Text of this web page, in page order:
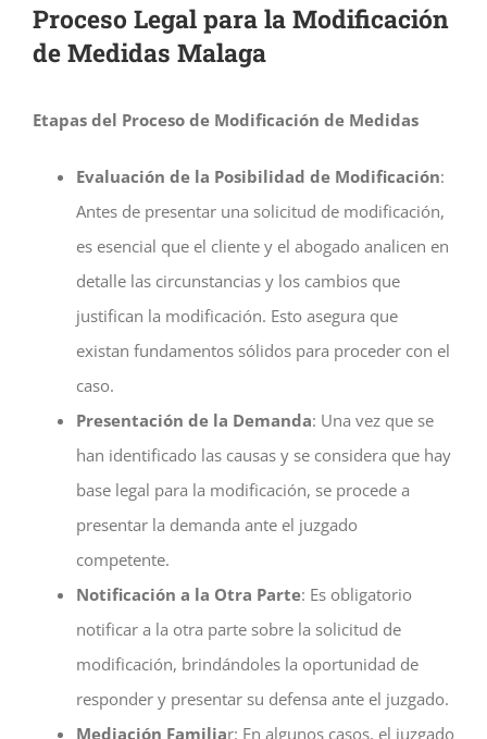
Proceso Legal para la Modificación
de Medidas Malaga
Etapas del Proceso de Modificación de Medidas
Evaluación de la Posibilidad de Modificación:
Antes de presentar una solicitud de modificación,
es esencial que el cliente y el abogado analicen en
detalle las circunstancias y los cambios que
justifican la modificación. Esto asegura que
existan fundamentos sólidos para proceder con el
caso.
Presentación de la Demanda: Una vez que se
han identificado las causas y se considera que hay
base legal para la modificación, se procede a
presentar la demanda ante el juzgado
competente.
Notificación a la Otra Parte: Es obligatorio
notificar a la otra parte sobre la solicitud de
modificación, brindándoles la oportunidad de
responder y presentar su defensa ante el juzgado.
Mediación Familiar: En algunos casos, el juzgado